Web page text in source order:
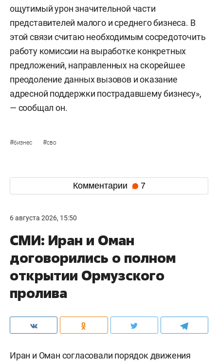
ощутимый урон значительной части
представителей малого и среднего бизнеса. В
этой связи считаю необходимым сосредоточить
работу комиссии на выработке конкретных
предложений, направленных на скорейшее
преодоление данных вызовов и оказание
адресной поддержки пострадавшему бизнесу»,
— сообщал он.
#бизнес #сво
Комментарии 7
6 августа 2026, 15:50
СМИ: Иран и Оман
договорились о полном
открытии Ормузского
пролива
Иран и Оман согласовали порядок движения